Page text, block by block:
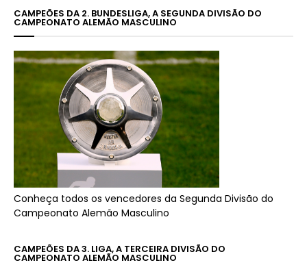
CAMPEÕES DA 2. BUNDESLIGA, A SEGUNDA DIVISÃO DO
CAMPEONATO ALEMÃO MASCULINO
Conheça todos os vencedores da Segunda Divisão do
Campeonato Alemão Masculino
CAMPEÕES DA 3. LIGA, A TERCEIRA DIVISÃO DO
CAMPEONATO ALEMÃO MASCULINO